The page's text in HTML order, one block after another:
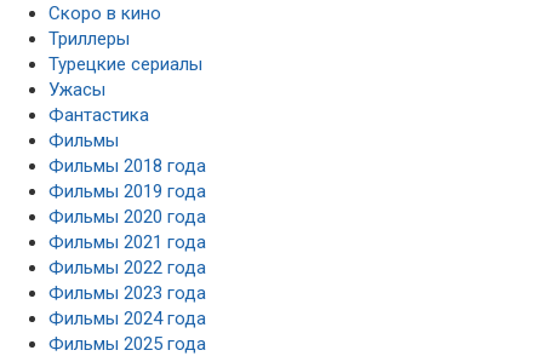
Скоро в кино
Триллеры
Турецкие сериалы
Ужасы
Фантастика
Фильмы
Фильмы 2018 года
Фильмы 2019 года
Фильмы 2020 года
Фильмы 2021 года
Фильмы 2022 года
Фильмы 2023 года
Фильмы 2024 года
Фильмы 2025 года